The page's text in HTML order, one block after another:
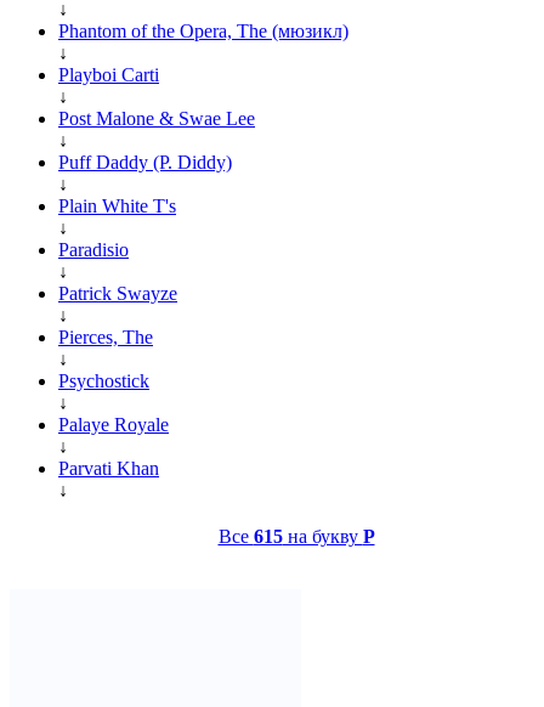
↓
Phantom of the Opera, The (мюзикл)
↓
Playboi Carti
↓
Post Malone & Swae Lee
↓
Puff Daddy (P. Diddy)
↓
Plain White T's
↓
Paradisio
↓
Patrick Swayze
↓
Pierces, The
↓
Psychostick
↓
Palaye Royale
↓
Parvati Khan
↓
Все 615на букву P